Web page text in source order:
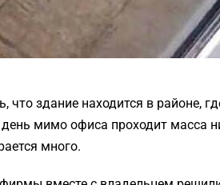
что здание находится в районе,
мимо офиса проходит масса
много.